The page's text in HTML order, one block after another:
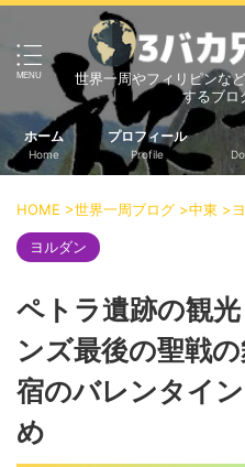
世界一周やフィリピンな
するブロ
サイト内検索
3バカ兄弟のブログ
三男：増田っちのブロ
グ
長男：Yoshiのブログ
ビジネス・ライフハック
車関係
生活の知恵
国内旅行
ホーム
Home
プロフィール
Profile
HOME >世界一周ブログ >中東 >
ヨルダン
ペトラ遺跡の観
ンズ最後の聖戦
宿のバレンタイ
め